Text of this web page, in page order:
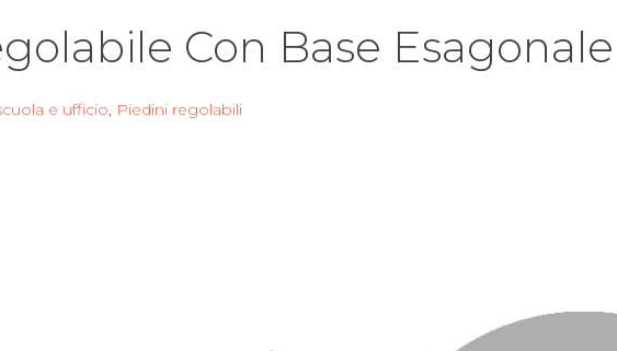
Con Base
e ufficio, Piedini regolabili